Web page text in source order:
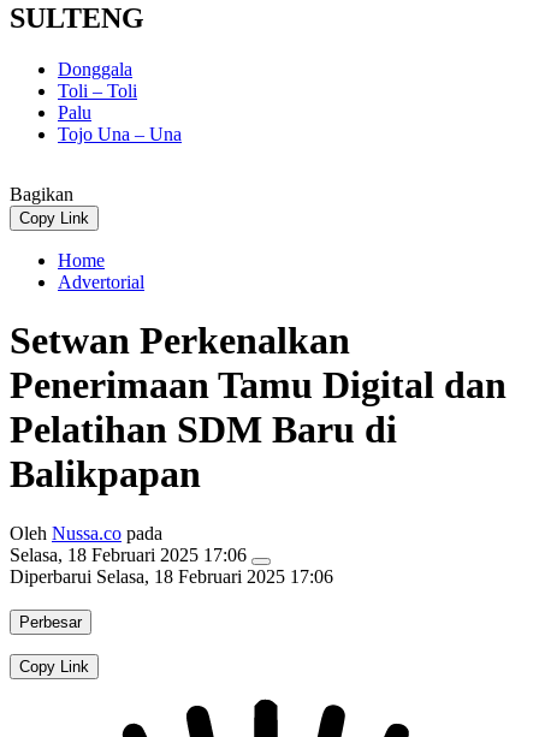
SULTENG
Donggala
Toli – Toli
Palu
Tojo Una – Una
Bagikan
Copy Link
Home
Advertorial
Setwan Perkenalkan
Penerimaan Tamu Digital dan
Pelatihan SDM Baru di
Balikpapan
Oleh Nussa.co pada
Selasa, 18 Februari 2025 17:06
Diperbarui Selasa, 18 Februari 2025 17:06
Perbesar
Copy Link